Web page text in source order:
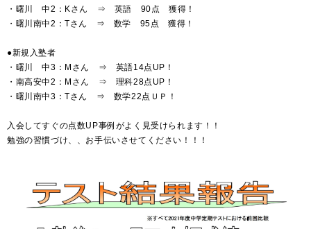
・曙川 中2：Kさん ⇒ 英語 90点 獲得！
・曙川南中2：Tさん ⇒ 数学 95点 獲得！
●新規入塾者
・曙川 中3：Mさん ⇒ 英語14点UP！
・南高安中2：Mさん ⇒ 理科28点UP！
・曙川南中3：Tさん ⇒ 数学22点ＵＰ！
入会してすぐの点数UP事例がよく見受けられます！！
勉強の習慣づけ、、お手伝いさせてください！！！